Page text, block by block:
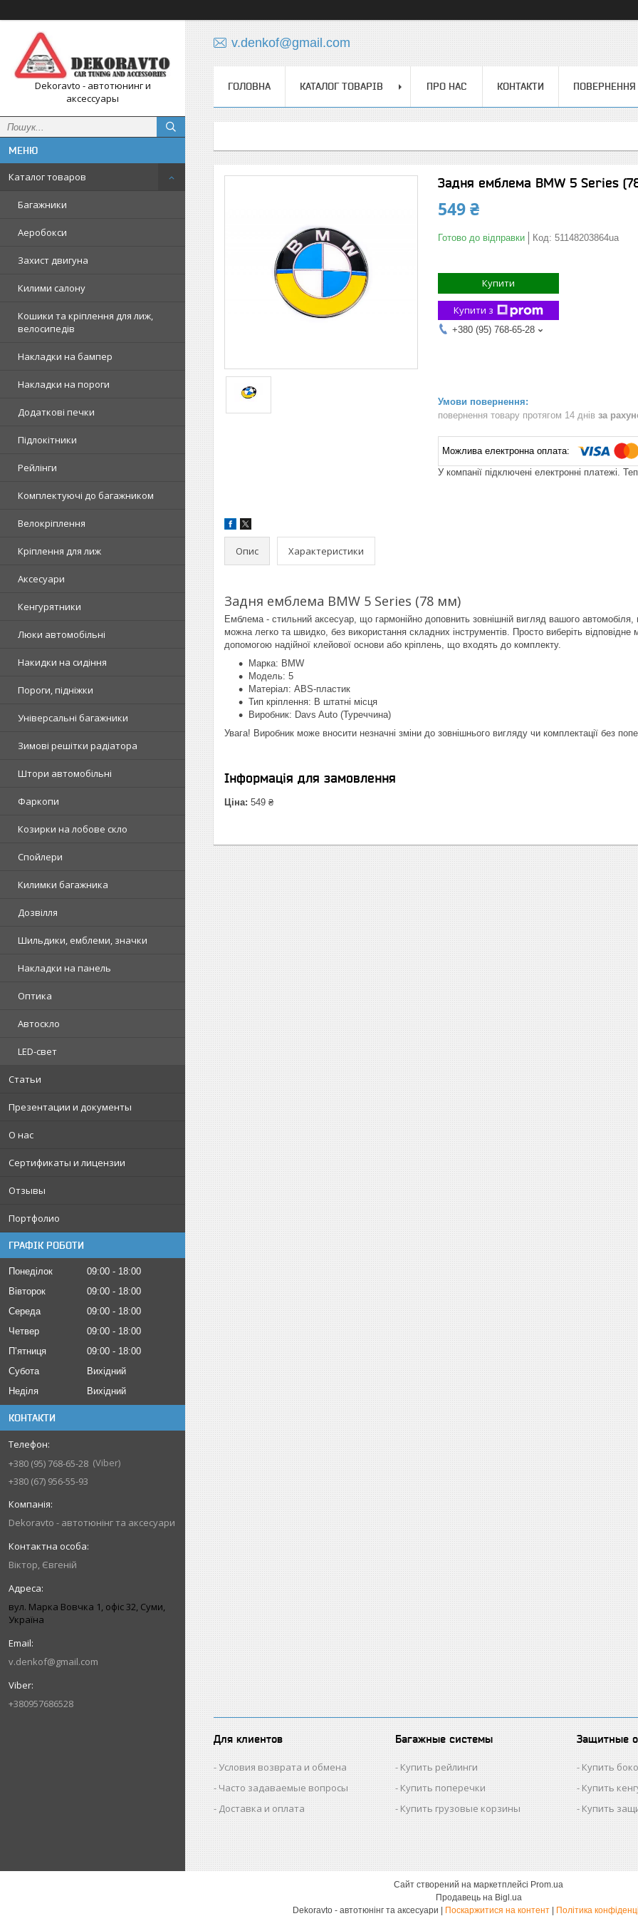
Dekoravto - автотюнинг и
аксессуары
Каталог товаров
Багажники
Аеробокси
Захист двигуна
Килими салону
Кошики та кріплення для лиж,
велосипедів
Накладки на бампер
Накладки на пороги
Додаткові печки
Підлокітники
Рейлінги
Комплектуючі до багажником
Велокріплення
Кріплення для лиж
Аксесуари
Кенгурятники
Люки автомобільні
Накидки на сидіння
Пороги, підніжки
Універсальні багажники
Зимові решітки радіатора
Штори автомобільні
Фаркопи
Козирки на лобове скло
Спойлери
Килимки багажника
Дозвілля
Шильдики, емблеми, значки
Накладки на панель
Оптика
Автоскло
LED-свет
Статьи
Презентации и документы
О нас
Сертификаты и лицензии
Отзывы
Портфолио
ГРАФІК РОБОТИ
Понеділок 09:00
18:00
Вівторок
09:00
18:00
Середа
09:00
18:00
Четвер
09:00
18:00
Пʼятниця
09:00
18:00
Субота
Вихідний
Неділя
Вихідний
КОНТАКТИ
+380 (95) 768-65-28 Viber
+380 (67) 956-55-93
Dekoravto - автотюнінг та аксесуари
Віктор, Євгеній
вул. Марка Вовчка 1, офіс 32, Суми,
Україна
v.denkof@gmail.com
+380957686528
v.denkof@gmail.com
ГОЛОВНА КАТАЛОГ ТОВАРІВ ПРО НАС КОНТАКТИ ПОВЕРНЕННЯ
Задня емблема BMW 5 Series
549 ₴
Готово до відправки Код: 51148203864ua
Купити
Купити з
+380 (95) 768-65-28
повернення товару протягом 14 днів за
У компанії підключені електронні платежі.
Опис Характеристики
Задня емблема BMW 5 Series (78 мм)
Емблема - стильний аксесуар, що гармонійно доповнить зовнішній вигляд вашого
можна легко та швидко, без використання складних інструментів. Просто виберіть відповідне
допомогою надійної клейової основи або кріплень, що входять до комплекту.
Марка: BMW
Модель: 5
Матеріал: ABS-пластик
Тип кріплення: В штатні місця
Виробник: Davs Auto (Туреччина)
Увага! Виробник може вносити незначні зміни до зовнішнього вигляду чи комплектації без
Інформація для замовлення
Ціна: 549 ₴
Для клиентов
Условия возврата и обмена
Часто задаваемые вопросы
Доставка и оплата
Багажные системы
Купить рейлинги
Купить поперечки
Купить грузовые корзины
Защитные
Купить
Купить
Купить
Сайт створений на маркетплейсі Prom.ua
Продавець на Bigl.ua
Поскаржитися на контент Політика